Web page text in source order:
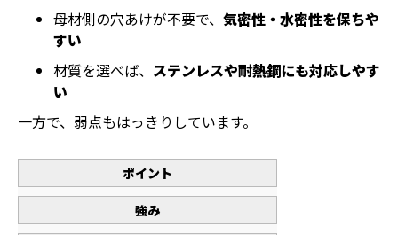
母材側の穴あけが不要で、 気密性・水密性を保ちや
すい
材質を選べば、 ステンレスや耐熱鋼にも対応しやす
い
一方で、弱点もはっきりしています。
ポイント
強み